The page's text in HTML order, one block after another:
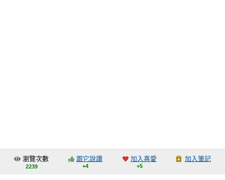
交流中心
瀏覽次數
2239
跟它說讚
+4
加入喜愛
+5
加入筆記